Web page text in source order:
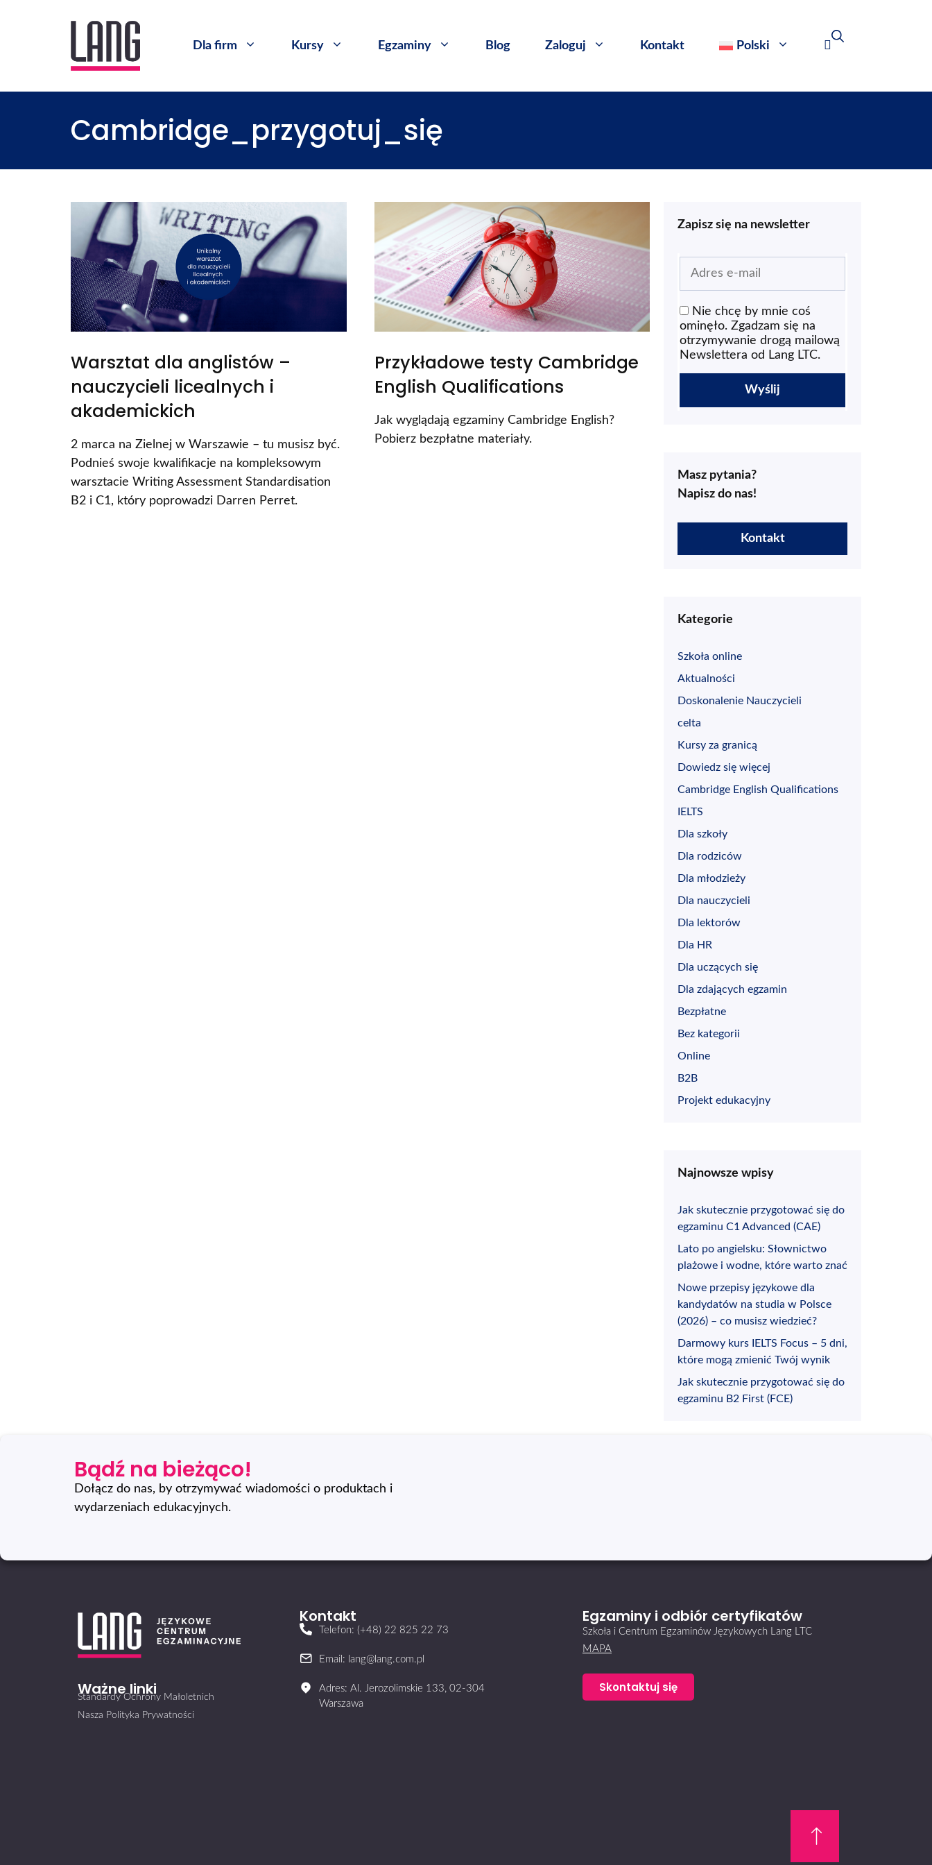
Dla firm Kursy ​Egzaminy Blog Zaloguj Kontakt Polski
Cambridge_przygotuj_się
Warsztat dla anglistów –
nauczycieli licealnych i
akademickich
2 marca na Zielnej w Warszawie – tu musisz być.
Podnieś swoje kwalifikacje na kompleksowym
warsztacie Writing Assessment Standardisation
B2 i C1, który poprowadzi Darren Perret.
Przykładowe testy Cambridge
English Qualifications
Jak wyglądają egzaminy Cambridge English?
Pobierz bezpłatne materiały.
Zapisz się na newsletter
Nie chcę by mnie coś
ominęło. Zgadzam się na
otrzymywanie drogą mailową
Newslettera od Lang LTC.
Masz pytania?
Napisz do nas!
Kontakt
Kategorie
Szkoła online
Aktualności
Doskonalenie Nauczycieli
celta
Kursy za granicą
Dowiedz się więcej
Cambridge English Qualifications
IELTS
Dla szkoły
Dla rodziców
Dla młodzieży
Dla nauczycieli
Dla lektorów
Dla HR
Dla uczących się
Dla zdających egzamin
Bezpłatne
Bez kategorii
Online
B2B
Projekt edukacyjny
Najnowsze wpisy
Jak skutecznie przygotować się do
egzaminu C1 Advanced (CAE)
Lato po angielsku: Słownictwo
plażowe i wodne, które warto znać
Nowe przepisy językowe dla
kandydatów na studia w Polsce
(2026) – co musisz wiedzieć?
Darmowy kurs IELTS Focus – 5 dni,
które mogą zmienić Twój wynik
Jak skutecznie przygotować się do
egzaminu B2 First (FCE)
Bądź na bieżąco!
Dołącz do nas, by otrzymywać wiadomości o produktach i
wydarzeniach edukacyjnych.
Ważne linki
Standardy Ochrony Małoletnich
Nasza Polityka Prywatności
Kontakt
Telefon: (+48) 22 825 22 73
Email: lang@lang.com.pl
Adres: Al. Jerozolimskie 133, 02-304
Warszawa
Egzaminy i odbiór certyfikatów
Szkoła i Centrum Egzaminów Językowych Lang LTC
MAPA
Skontaktuj się